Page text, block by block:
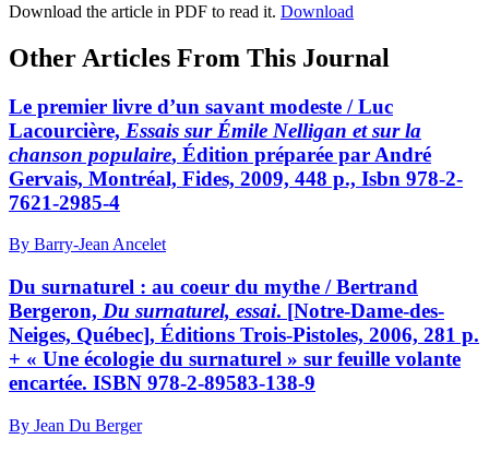
Download the article in PDF to read it. Download
Other Articles From This Journal
Le premier livre d’un savant modeste / Luc
Lacourcière, Essais sur Émile Nelligan et sur la
chanson populaire, Édition préparée par André
Gervais, Montréal, Fides, 2009, 448 p., Isbn 978-2-
7621-2985-4
By Barry-Jean Ancelet
Du surnaturel : au coeur du mythe / Bertrand
Bergeron, Du surnaturel, essai. [Notre-Dame-des-
Neiges, Québec], Éditions Trois-Pistoles, 2006, 281 p.
+ « Une écologie du surnaturel » sur feuille volante
encartée. ISBN 978-2-89583-138-9
By Jean Du Berger